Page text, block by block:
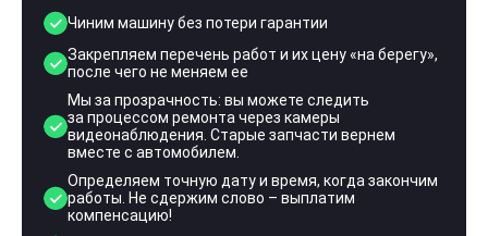
Чиним машину без потери гарантии
Закрепляем перечень работ и их цену «на берегу»,
после чего не меняем ее
Мы за прозрачность: вы можете следить
за процессом ремонта через камеры
видеонаблюдения. Старые запчасти вернем
вместе с автомобилем.
Определяем точную дату и время, когда закончим
работы. Не сдержим слово – выплатим
компенсацию!